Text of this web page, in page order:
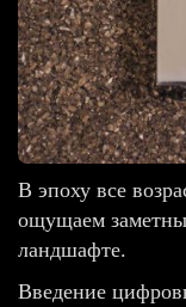
В эпоху все
ощущаем
ландшафте.
Введение